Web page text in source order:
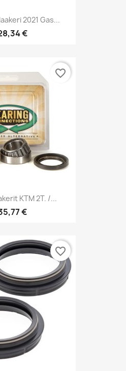
2021 Gas...
€
KTM 2T. /...
€
favorite_border
favorite_border